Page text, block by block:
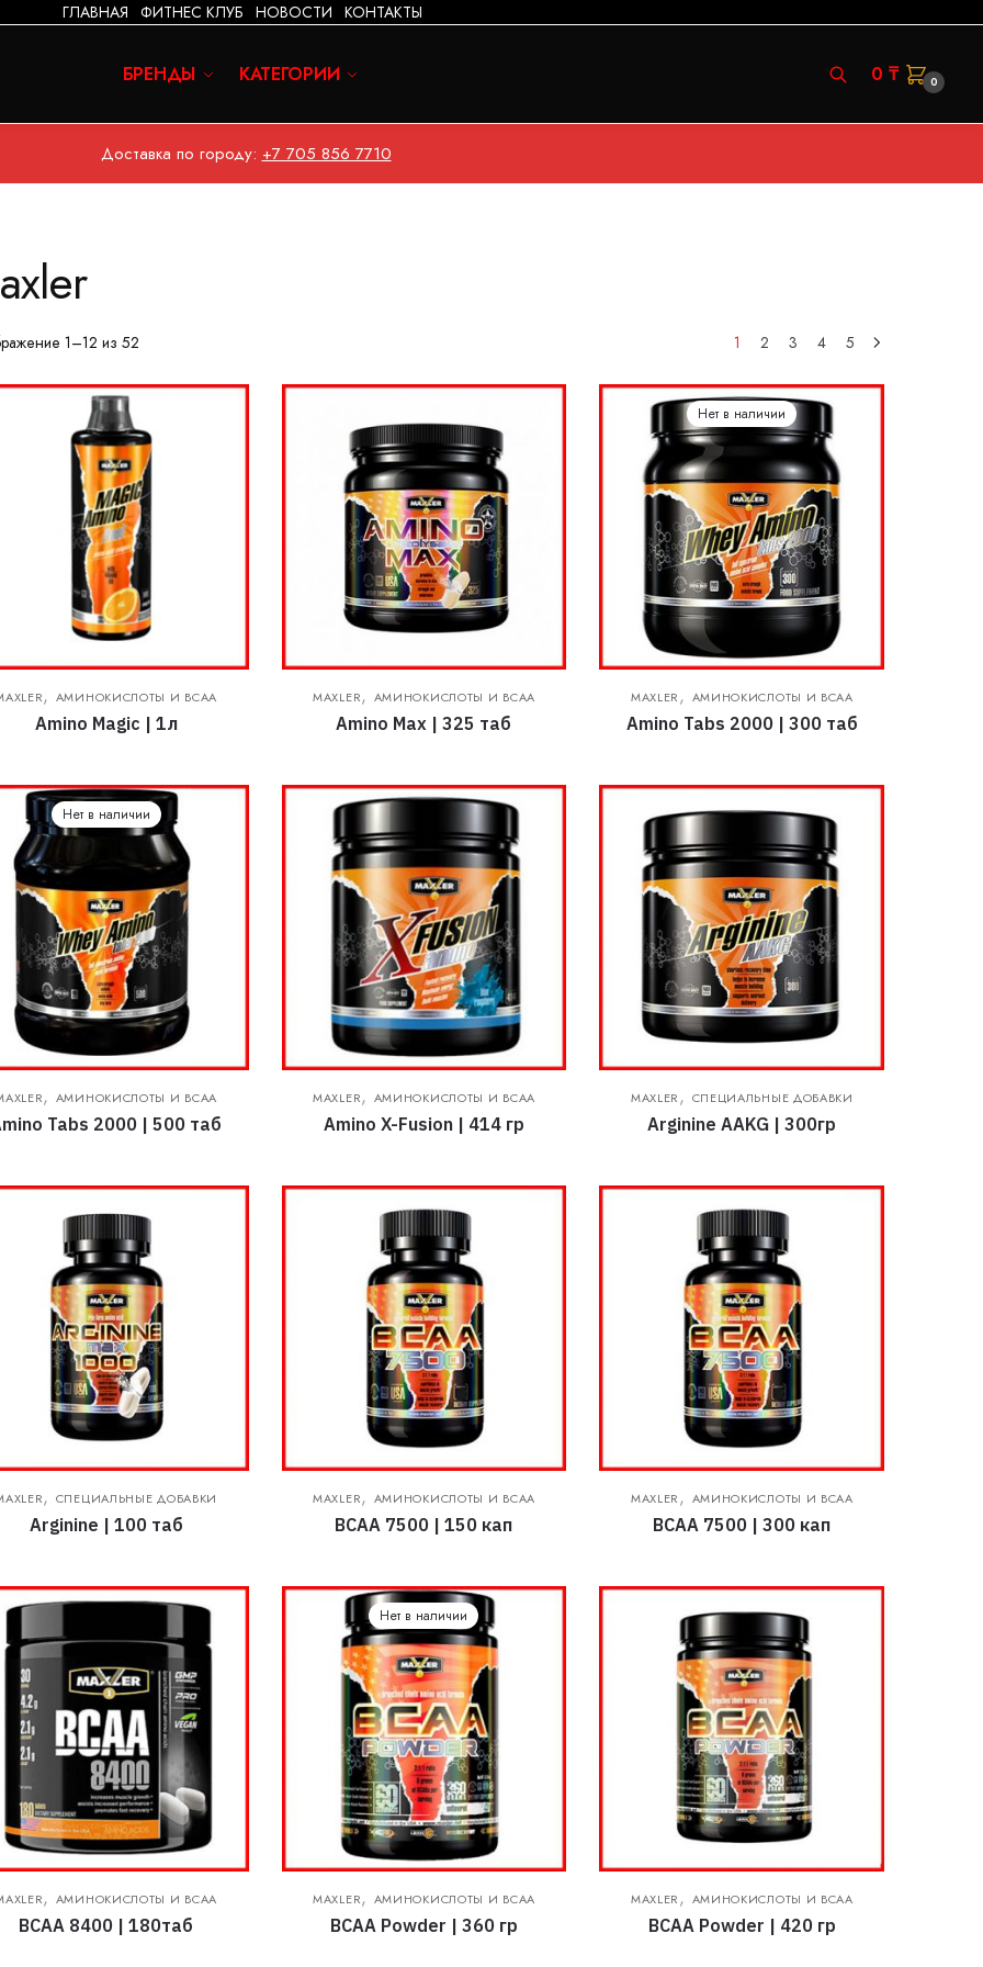
ГЛАВНАЯ ФИТНЕС КЛУБ НОВОСТИ КОНТАКТЫ
БРЕНДЫ КАТЕГОРИИ 0 ₸ 0
Доставка по городу: +7 705 856 7710
1–12 из 52 1 2 3 4 5
, АМИНОКИСЛОТЫ И BCAA
Amino Magic | 1л
MAXLER, АМИНОКИСЛОТЫ И BCAA
Amino Max | 325 таб
Нет в наличии
MAXLER, АМИНОКИСЛОТЫ И BCAA
Amino Tabs 2000 | 300 таб
Нет в наличии
, АМИНОКИСЛОТЫ И BCAA
Tabs 2000 | 500 таб
MAXLER, АМИНОКИСЛОТЫ И BCAA
Amino X-Fusion | 414 гр
MAXLER, СПЕЦИАЛЬНЫЕ ДОБАВКИ
Arginine AAKG | 300гр
, СПЕЦИАЛЬНЫЕ ДОБАВКИ
Arginine | 100 таб
MAXLER, АМИНОКИСЛОТЫ И BCAA
BCAA 7500 | 150 кап
MAXLER, АМИНОКИСЛОТЫ И BCAA
BCAA 7500 | 300 кап
, АМИНОКИСЛОТЫ И BCAA
BCAA 8400 | 180таб
Нет в наличии
MAXLER, АМИНОКИСЛОТЫ И BCAA
BCAA Powder | 360 гр
MAXLER, АМИНОКИСЛОТЫ И BCAA
BCAA Powder | 420 гр